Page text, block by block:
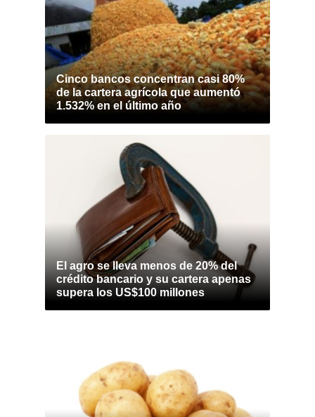
Cinco bancos concentran casi 80%
de la cartera agrícola que aumentó
1.532% en el último año
El agro se lleva menos de 20% del
crédito bancario y su cartera apenas
supera los US$100 millones